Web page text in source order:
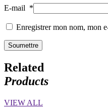
E-mail *
Enregistrer mon nom, mon
Related
Products
VIEW ALL